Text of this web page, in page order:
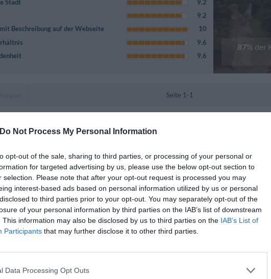
Do Not Process My Personal Information
opt-out of the sale, sharing to third parties, or processing of your personal or
for targeted advertising by us, please use the below opt-out section to
selection. Please note that after your opt-out request is processed you may
interest-based ads based on personal information utilized by us or personal
to third parties prior to your opt-out. You may separately opt-out of the
of your personal information by third parties on the IAB’s list of downstream
This information may also be disclosed by us to third parties on the IAB’s List of
Participants that may further disclose it to other third parties.
Data Processing Opt Outs
Stadt
9.2
9.2
Beschreibung auf der Webseite
10
9.6
9.6
87% der
Seite 1-1
Accogliente!
Würden Sie in diesem Hotel wieder nächtigen?
JA